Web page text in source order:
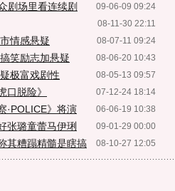
09-06-09 09:24
剧场里看连续剧
08-11-30 22:11
08-07-11 09:24
情感悬疑
08-06-20 10:43
笑励志加悬疑
08-05-13 09:57
极富戏剧性
07-12-24 18:14
口脱险》
06-06-19 10:38
·POLICE》将演
09-01-29 00:00
张璐童蕾马伊琍
08-10-27 12:05
其糟蹋精髓是瞎搞